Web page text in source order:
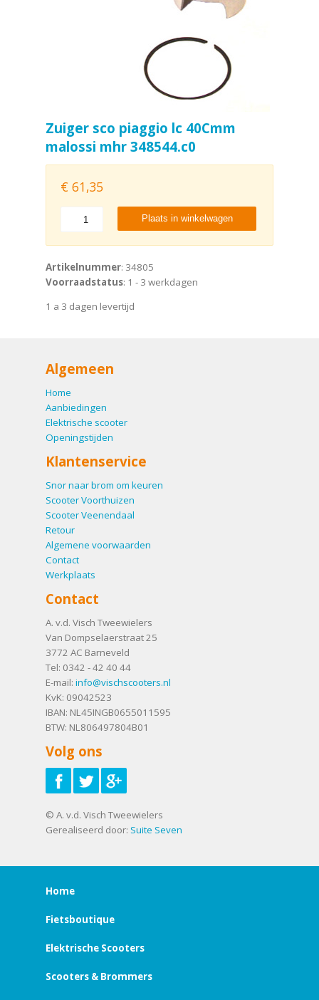
Zuiger sco piaggio lc 40Cmm
malossi mhr 348544.c0
€ 61,35
Plaats in winkelwagen
Artikelnummer: 34805
Voorraadstatus: 1 - 3 werkdagen
1 a 3 dagen levertijd
Algemeen
Home
Aanbiedingen
Elektrische scooter
Openingstijden
Klantenservice
Snor naar brom om keuren
Scooter Voorthuizen
Scooter Veenendaal
Retour
Algemene voorwaarden
Contact
Werkplaats
Contact
A. v.d. Visch Tweewielers
Van Dompselaerstraat 25
3772 AC Barneveld
Tel: 0342 - 42 40 44
E-mail: info@vischscooters.nl
KvK: 09042523
IBAN: NL45INGB0655011595
BTW: NL806497804B01
Volg ons
© A. v.d. Visch Tweewielers
Gerealiseerd door: Suite Seven
Home
Fietsboutique
Elektrische Scooters
Scooters & Brommers